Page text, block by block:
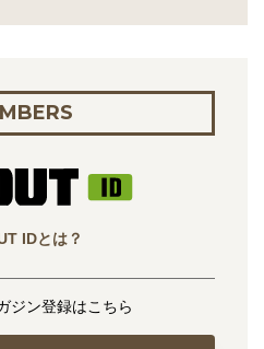
IDとは？
ジン登録はこちら